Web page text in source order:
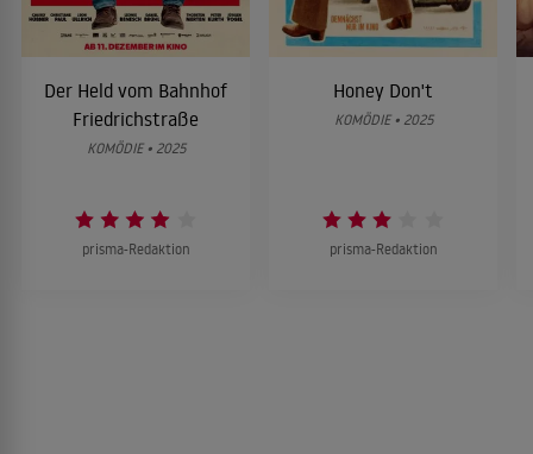
Der Held vom Bahnhof
Friedrichstraße
KOMÖDIE • 2025
prisma-Redaktion
Honey Don't
KOMÖDIE • 2025
prisma-Redaktion